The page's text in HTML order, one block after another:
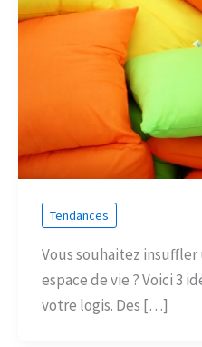
Tendances
Vous souhaitez
espace de vie ? Voici 3
votre logis. Des […]